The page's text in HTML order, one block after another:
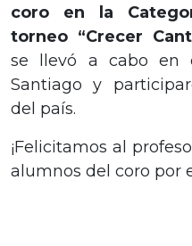
coro en la
torneo “Crecer
se llevó a cabo en
Santiago y
del país.
¡Felicitamos al
alumnos del coro por